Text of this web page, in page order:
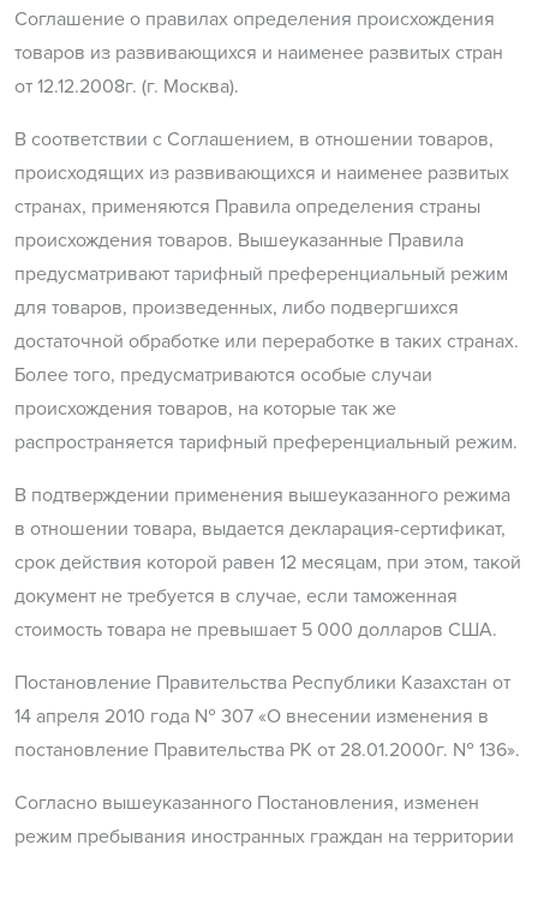
Соглашение о правилах определения происхождения
товаров из развивающихся и наименее развитых стран
от 12.12.2008г. (г. Москва).
В соответствии с Соглашением, в отношении товаров,
происходящих из развивающихся и наименее развитых
странах, применяются Правила определения страны
происхождения товаров. Вышеуказанные Правила
предусматривают тарифный преференциальный режим
для товаров, произведенных, либо подвергшихся
достаточной обработке или переработке в таких странах.
Более того, предусматриваются особые случаи
происхождения товаров, на которые так же
распространяется тарифный преференциальный режим.
В подтверждении применения вышеуказанного режима
в отношении товара, выдается декларация-сертификат,
срок действия которой равен 12 месяцам, при этом, такой
документ не требуется в случае, если таможенная
стоимость товара не превышает 5 000 долларов США.
Постановление Правительства Республики Казахстан от
14 апреля 2010 года № 307 «О внесении изменения в
постановление Правительства РК от 28.01.2000г. № 136».
Согласно вышеуказанного Постановления, изменен
режим пребывания иностранных граждан на территории